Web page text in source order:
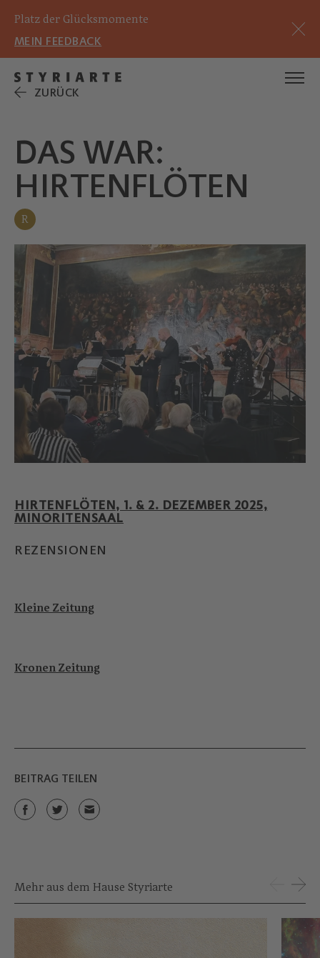
Platz der Glücksmomente
MEIN FEEDBACK
ZURÜCK
DAS WAR:
HIRTENFLÖTEN
R
HIRTENFLÖTEN, 1. & 2. DEZEMBER 2025,
MINORITENSAAL
REZENSIONEN
Kleine Zeitung
Kronen Zeitung
BEITRAG TEILEN
Mehr aus dem Hause Styriarte